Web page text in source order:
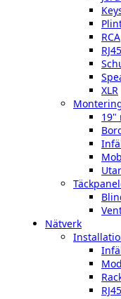
RCA
RJ45
XLR
19"
Nätverk